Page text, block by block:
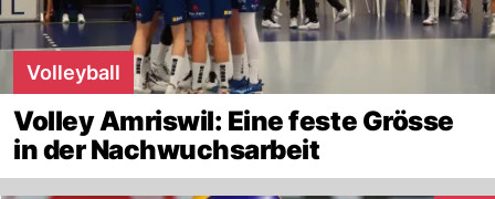
Volleyball
Volley Amriswil: Eine feste Grösse
in der Nachwuchsarbeit